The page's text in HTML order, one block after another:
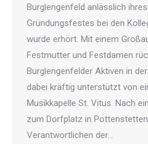
Burglengenfeld anlässlich
Gründungsfestes bei den
wurde erhört. Mit einem
Festmutter und Festdamen
Burglengenfelder Aktiven in
dabei kräftig unterstützt von
Musikkapelle St. Vitus. Nach
zum Dorfplatz in
Verantwortlichen der…